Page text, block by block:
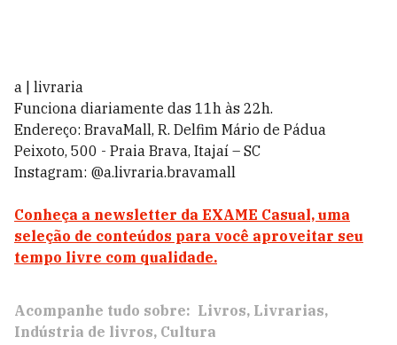
a | livraria
Funciona diariamente das 11h às 22h.
Endereço: BravaMall, R. Delfim Mário de Pádua
Peixoto, 500 - Praia Brava, Itajaí – SC
Instagram: @a.livraria.bravamall
Conheça a newsletter da EXAME Casual, uma
seleção de conteúdos para você aproveitar seu
tempo livre com qualidade.
Acompanhe tudo sobre: Livros Livrarias
Indústria de livros Cultura